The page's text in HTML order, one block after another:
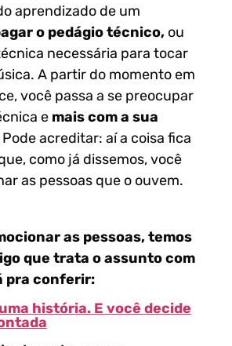
aprendizado de um
o pedágio técnico, ou
necessária para tocar
A partir do momento em
você passa a se preocupar
e mais com a sua
Pode acreditar: aí a coisa fica
como já dissemos, você
as pessoas que o ouvem.
as pessoas, temos
que trata o assunto com
pra conferir:
história. E você decide